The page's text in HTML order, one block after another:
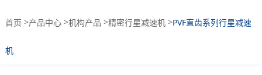
首页 >产品中心>机构产品 >精密行星减速机>PVF直齿系列行星减速
机